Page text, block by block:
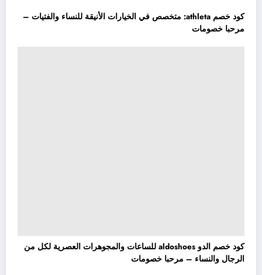
كود خصم athleta: متخصص في الخيارات الأنيقة للنساء والفتيات –
مرحبا خصومات
كود خصم الدو aldoshoes للساعات والمجوهرات العصرية لكل من
الرجال والنساء – مرحبا خصومات